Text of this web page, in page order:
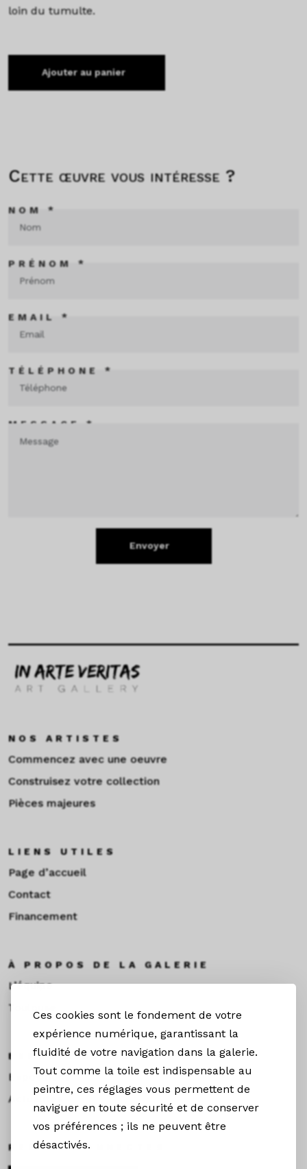
Ces cookies sont le fondement de votre
expérience numérique, garantissant la
fluidité de votre navigation dans la galerie.
Tout comme la toile est indispensable au
peintre, ces réglages vous permettent de
naviguer en toute sécurité et de conserver
vos préférences ; ils ne peuvent être
désactivés.
loin du tumulte.
Ajouter au panier
Cette œuvre vous intéresse ?
NOM *
PRÉNOM *
EMAIL *
TÉLÉPHONE *
MESSAGE *
Envoyer
NOS ARTISTES
Commencez avec une oeuvre
Construisez votre collection
Pièces majeures
LIENS UTILES
Page d’accueil
Contact
Financement
À PROPOS DE LA GALERIE
L’équipe
Toulouse
EXPOS & ACTUS
Expositions
Actualités
RESTEZ CONNECTÉS